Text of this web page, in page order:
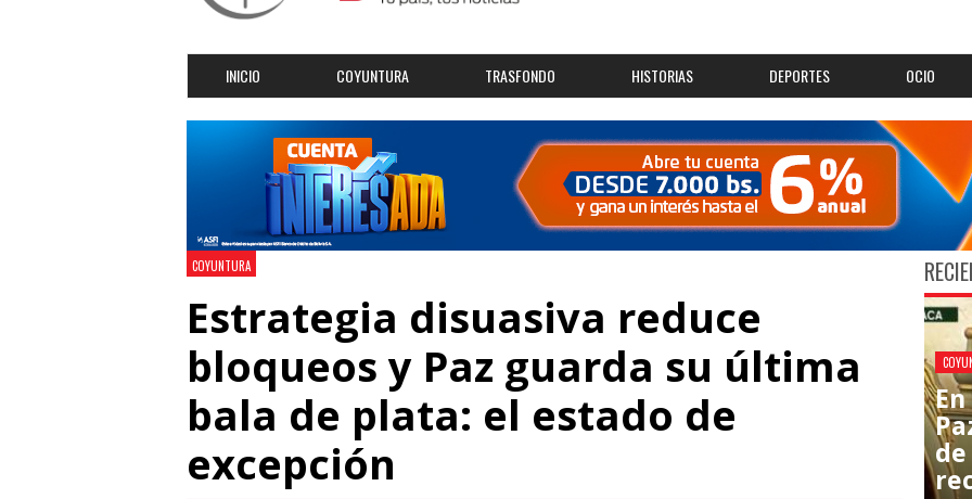
INICIO COYUNTURA TRASFONDO HISTORIAS DEPORTES OCIO
COYUNTURA
Estrategia disuasiva reduce
bloqueos y Paz guarda su última
bala de plata: el estado de
excepción